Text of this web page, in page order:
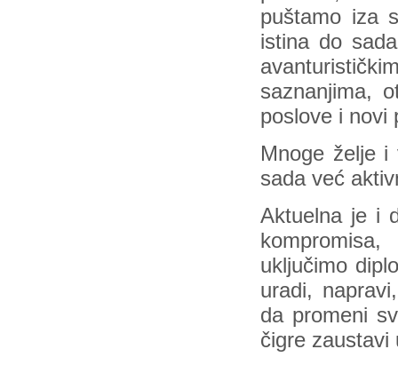
puštamo iza
istina do
saznanjima,
poslove i novi
Mnoge želje
sada već
Aktuelna je i
uključimo
uradi,
da promeni
čigre zaustavi